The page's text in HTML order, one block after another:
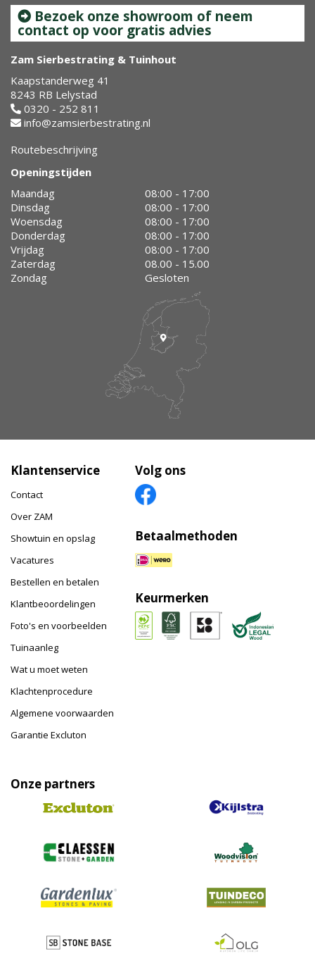
Bezoek onze showroom of neem
contact op voor gratis advies
Zam Sierbestrating & Tuinhout
Kaapstanderweg 41
8243 RB Lelystad
0320 - 252 811
info@zamsierbestrating.nl
Routebeschrijving
Openingstijden
Maandag
08:00 - 17:00
Dinsdag
08:00 - 17:00
Woensdag
08:00 - 17:00
Donderdag
08:00 - 17:00
Vrijdag
08:00 - 17:00
Zaterdag
08.00 - 15.00
Zondag
Gesloten
Klantenservice
Contact
Over ZAM
Showtuin en opslag
Vacatures
Bestellen en betalen
Klantbeoordelingen
Foto's en voorbeelden
Tuinaanleg
Wat u moet weten
Klachtenprocedure
Algemene voorwaarden
Garantie Excluton
Volg ons
Betaalmethoden
Keurmerken
Onze partners